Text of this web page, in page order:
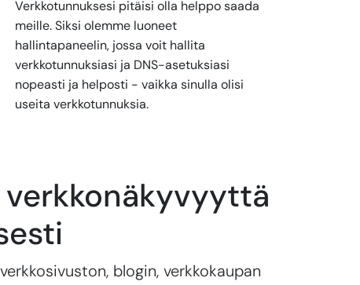
Verkkotunnuksesi pitäisi olla helppo saada
meille. Siksi olemme luoneet
hallintapaneelin, jossa voit hallita
verkkotunnuksiasi ja DNS-asetuksiasi
nopeasti ja helposti - vaikka sinulla olisi
useita verkkotunnuksia.
verkkonäkyvyyttä
blogin, verkkokaupan